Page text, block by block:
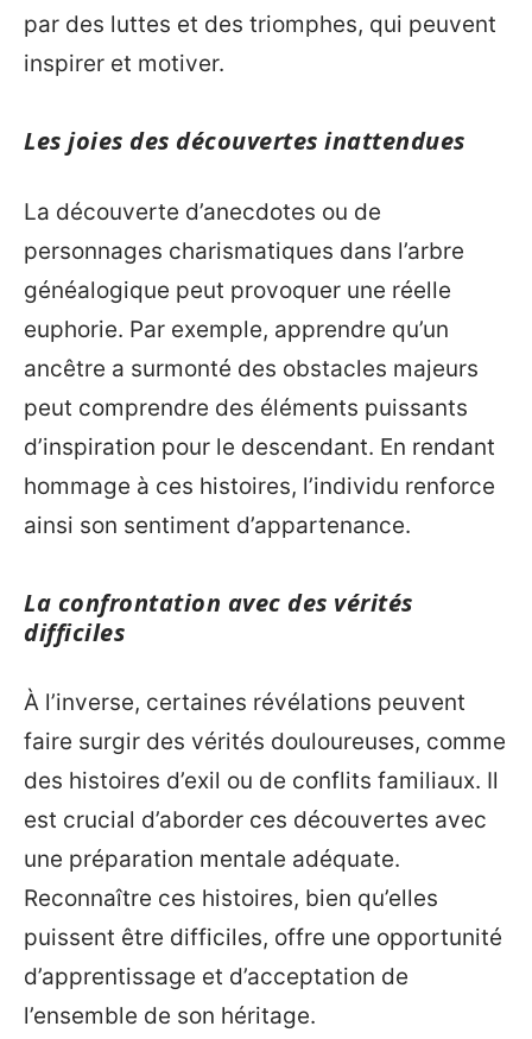
par des luttes et des triomphes, qui peuvent
inspirer et motiver.
Les joies des découvertes inattendues
La découverte d’anecdotes ou de
personnages charismatiques dans l’arbre
généalogique peut provoquer une réelle
euphorie. Par exemple, apprendre qu’un
ancêtre a surmonté des obstacles majeurs
peut comprendre des éléments puissants
d’inspiration pour le descendant. En rendant
hommage à ces histoires, l’individu renforce
ainsi son sentiment d’appartenance.
La confrontation avec des vérités
difficiles
À l’inverse, certaines révélations peuvent
faire surgir des vérités douloureuses, comme
des histoires d’exil ou de conflits familiaux. Il
est crucial d’aborder ces découvertes avec
une préparation mentale adéquate.
Reconnaître ces histoires, bien qu’elles
puissent être difficiles, offre une opportunité
d’apprentissage et d’acceptation de
l’ensemble de son héritage.